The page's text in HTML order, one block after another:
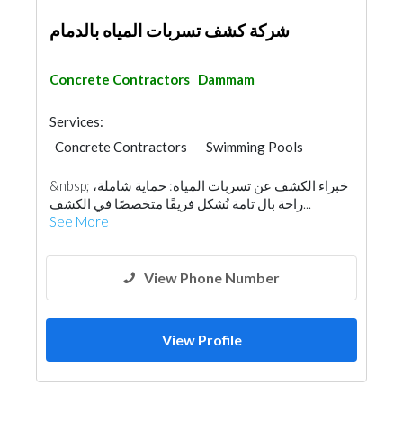
شركة كشف تسربات المياه بالدمام
Concrete Contractors Dammam
Services:
Concrete Contractors
Swimming Pools
&nbsp; خبراء الكشف عن تسربات المياه: حماية شاملة،
راحة بال تامة نُشكل فريقًا متخصصًا في الكشف...
See More
View Phone Number
View Profile